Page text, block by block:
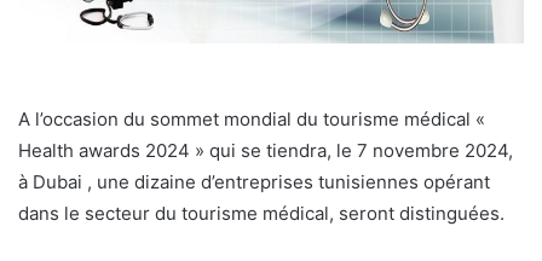
A l’occasion du sommet mondial du tourisme médical «
Health awards 2024 » qui se tiendra, le 7 novembre 2024,
à Dubai , une dizaine d’entreprises tunisiennes opérant
dans le secteur du tourisme médical, seront distinguées.